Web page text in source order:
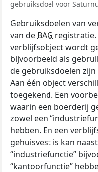
gebruiksdoel voor
Gebruiksdoelen van
van de BAG registratie.
verblijfsobject wordt
bijvoorbeeld als
de gebruiksdoelen
Aan één object
toegekend. Een
waarin een boerderij
zowel een
hebben. En een
gehuisvest is kan
“industriefunctie”
“kantoorfunctie”